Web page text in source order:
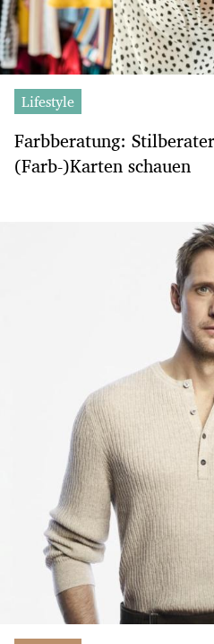
Lifestyle
Farbberatung:
(Farb-)Karten schauen